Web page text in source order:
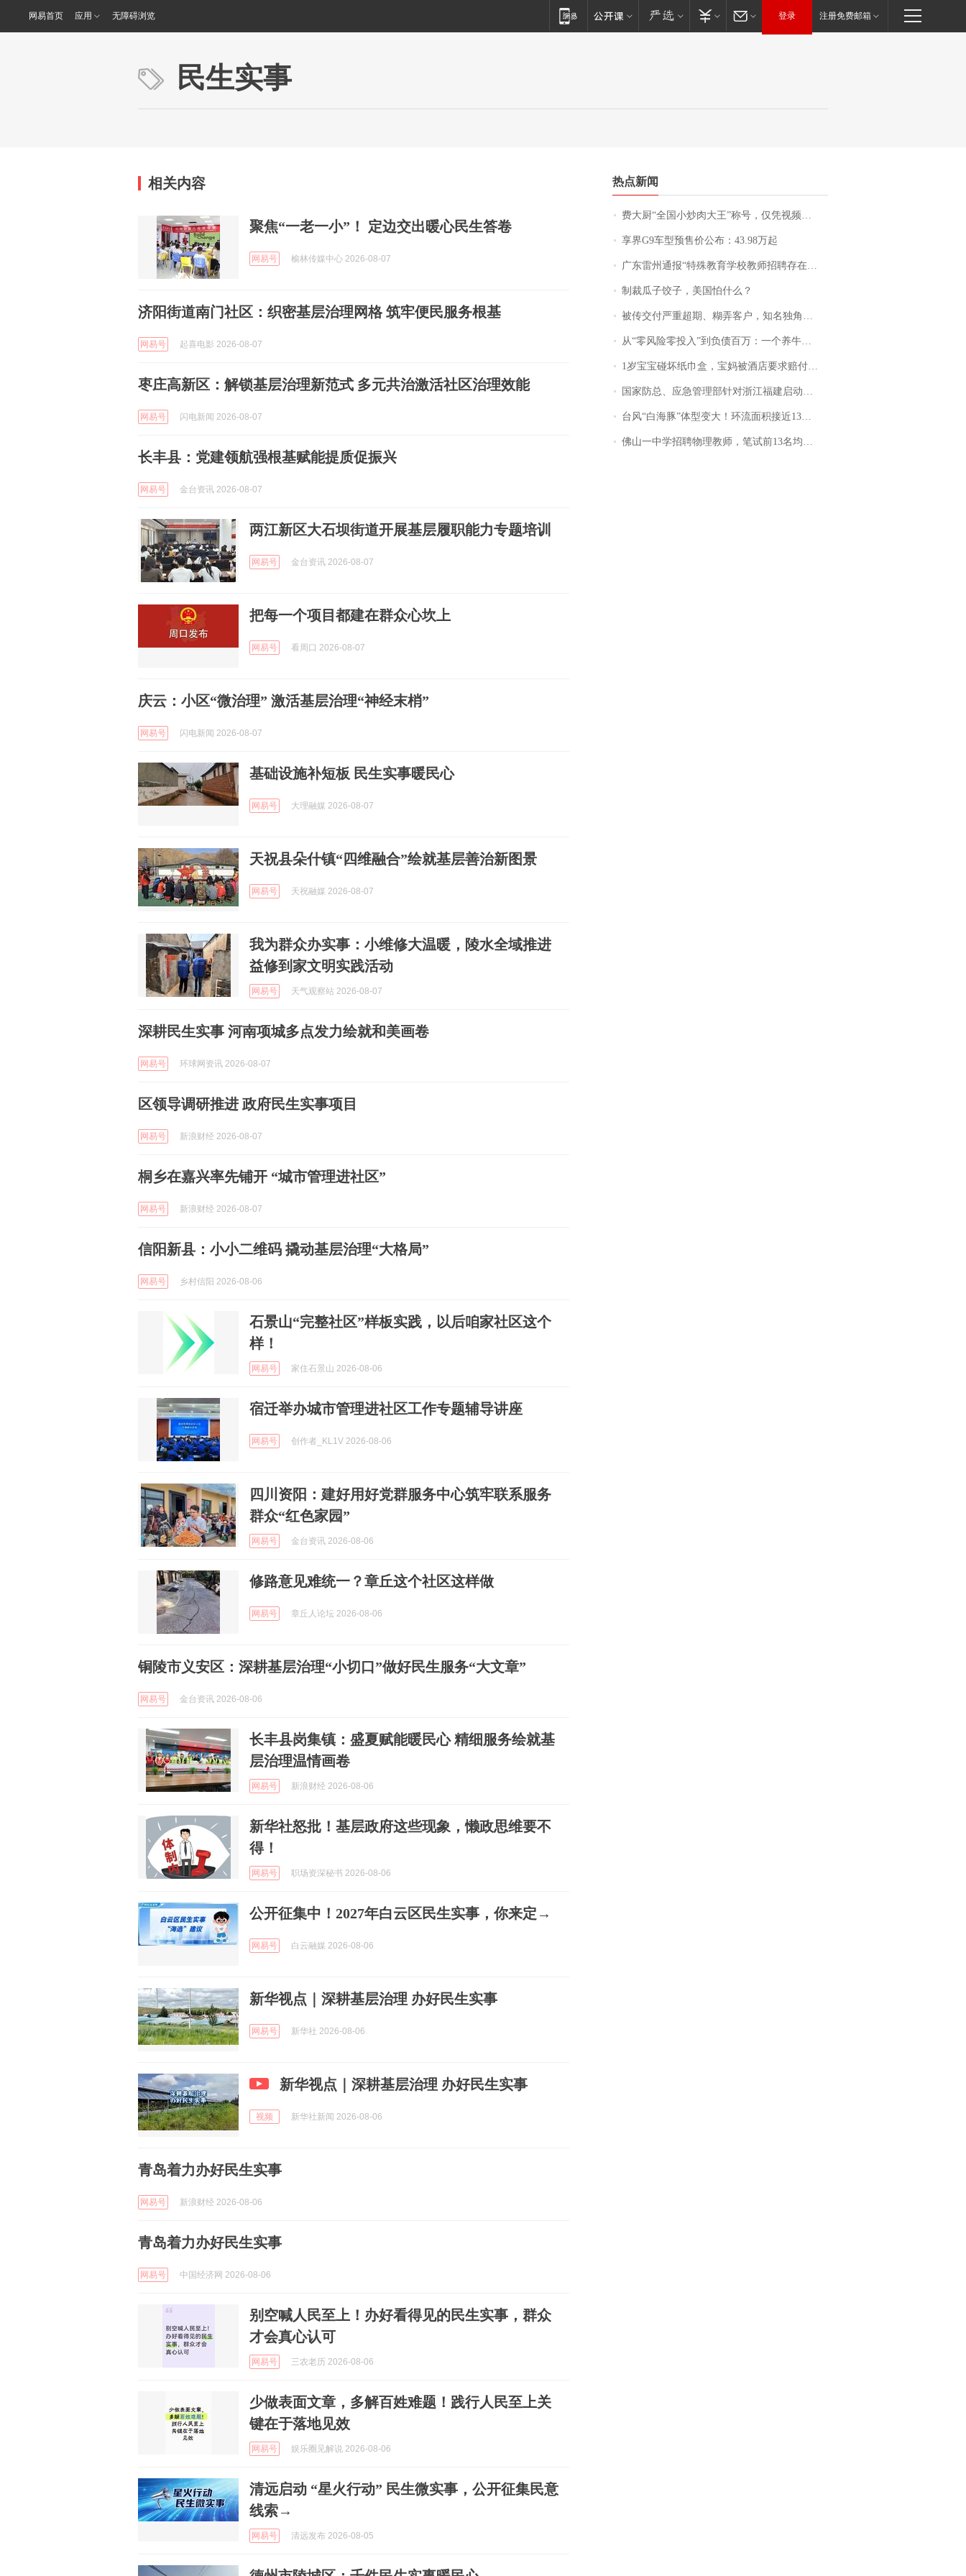
网易首页 应用 无障碍浏览 登录 注册免费邮箱
民生实事
相关内容
聚焦“一老一小”！ 定边交出暖心民生答卷
网易号 榆林传媒中心 2026-08-07
济阳街道南门社区：织密基层治理网格 筑牢便民服务根基
网易号 起喜电影 2026-08-07
枣庄高新区：解锁基层治理新范式 多元共治激活社区治理效能
网易号 闪电新闻 2026-08-07
长丰县：党建领航强根基赋能提质促振兴
网易号 金台资讯 2026-08-07
两江新区大石坝街道开展基层履职能力专题培训
网易号 金台资讯 2026-08-07
把每一个项目都建在群众心坎上
网易号 看周口 2026-08-07
庆云：小区“微治理” 激活基层治理“神经末梢”
网易号 闪电新闻 2026-08-07
基础设施补短板 民生实事暖民心
网易号 大理融媒 2026-08-07
天祝县朵什镇“四维融合”绘就基层善治新图景
网易号 天祝融媒 2026-08-07
我为群众办实事：小维修大温暖，陵水全域推进
益修到家文明实践活动
网易号 天气观察站 2026-08-07
深耕民生实事 河南项城多点发力绘就和美画卷
网易号 环球网资讯 2026-08-07
区领导调研推进 政府民生实事项目
网易号 新浪财经 2026-08-07
桐乡在嘉兴率先铺开 “城市管理进社区”
网易号 新浪财经 2026-08-07
信阳新县：小小二维码 撬动基层治理“大格局”
网易号 乡村信阳 2026-08-06
石景山“完整社区”样板实践，以后咱家社区这个
样！
网易号 家住石景山 2026-08-06
宿迁举办城市管理进社区工作专题辅导讲座
网易号 创作者_KL1V 2026-08-06
四川资阳：建好用好党群服务中心筑牢联系服务
群众“红色家园”
网易号 金台资讯 2026-08-06
修路意见难统一？章丘这个社区这样做
网易号 章丘人论坛 2026-08-06
铜陵市义安区：深耕基层治理“小切口”做好民生服务“大文章”
网易号 金台资讯 2026-08-06
长丰县岗集镇：盛夏赋能暖民心 精细服务绘就基
层治理温情画卷
网易号 新浪财经 2026-08-06
新华社怒批！基层政府这些现象，懒政思维要不
得！
网易号 职场资深秘书 2026-08-06
公开征集中！2027年白云区民生实事，你来定→
网易号 白云融媒 2026-08-06
新华视点｜深耕基层治理 办好民生实事
网易号 新华社 2026-08-06
新华视点｜深耕基层治理 办好民生实事
视频 新华社新闻 2026-08-06
青岛着力办好民生实事
网易号 新浪财经 2026-08-06
青岛着力办好民生实事
网易号 中国经济网 2026-08-06
别空喊人民至上！办好看得见的民生实事，群众
才会真心认可
网易号 三农老历 2026-08-06
少做表面文章，多解百姓难题！践行人民至上关
键在于落地见效
网易号 娱乐圈见解说 2026-08-06
清远启动 “星火行动” 民生微实事，公开征集民意
线索→
网易号 清远发布 2026-08-05
热点新闻
费大厨“全国小炒肉大王”称号，仅凭视频评出？中国烹饪协会回应
享界G9车型预售价公布：43.98万起
广东雷州通报“特殊教育学校教师招聘存在违规行为”：已启动问责程序 副校长被停职
制裁瓜子饺子，美国怕什么？
被传交付严重超期、糊弄客户，知名独角兽车企创始人回应：都没证据，将依法采取措施，“本人长期与美国交管局保持沟通，对方表示肯定”
从“零风险零投入”到负债百万：一个养牛项目崩盘后，谁该为农户的贷款买单丨红星调查
1岁宝宝碰坏纸巾盒，宝妈被酒店要求赔付924元！三亚一酒店回复：骨瓷定制！网友一查价格，吵翻了
国家防总、应急管理部针对浙江福建启动防汛防台风四级应急响应
台风“白海豚”体型变大！环流面积接近13个浙江那么大
佛山一中学招聘物理教师，笔试前13名均遭淘汰？教育局：已叫停招聘，成立调查组全面核查